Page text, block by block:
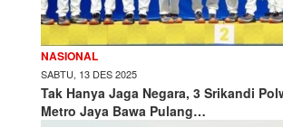
NASIONAL
SABTU, 13 DES 2025
Tak Hanya Jaga Negara, 3 Srikandi
Metro Jaya Bawa Pulang…